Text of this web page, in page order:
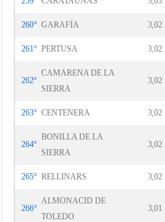
260° GARAFÍA 3,02
261° PERTUSA 3,02
262°
CAMARENA DE LA
SIERRA
3,02
263° CENTENERA 3,02
264°
BONILLA DE LA
SIERRA
3,02
265° RELLINARS 3,02
266°
ALMONACID DE
TOLEDO
3,01